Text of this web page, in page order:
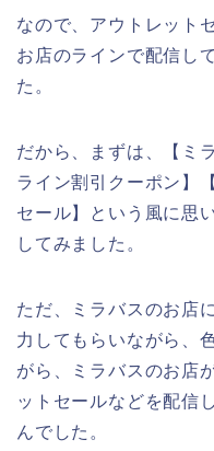
なので、アウトレット
お店のラインで配信し
た。
だから、まずは、【ミ
ライン割引クーポン】
セール】という風に思
してみました。
ただ、ミラバスのお店
力してもらいながら、
がら、ミラバスのお店
ットセールなどを配信
んでした。